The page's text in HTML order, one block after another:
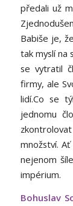
předali už
Babiše je,
tak myslí na
se vytratil
firmy, ale
lidí.Co se
jednomu
množství.
nejenom
impérium.
Bohuslav